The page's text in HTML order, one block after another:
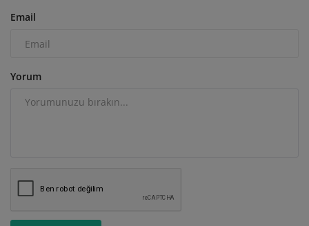
Email
Yorum